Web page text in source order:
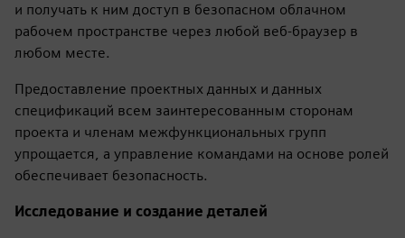
и получать к ним доступ в безопасном облачном
рабочем пространстве через любой веб-браузер в
любом месте.
Предоставление проектных данных и данных
спецификаций всем заинтересованным сторонам
проекта и членам межфункциональных групп
упрощается, а управление командами на основе ролей
обеспечивает безопасность.
Исследование и создание деталей